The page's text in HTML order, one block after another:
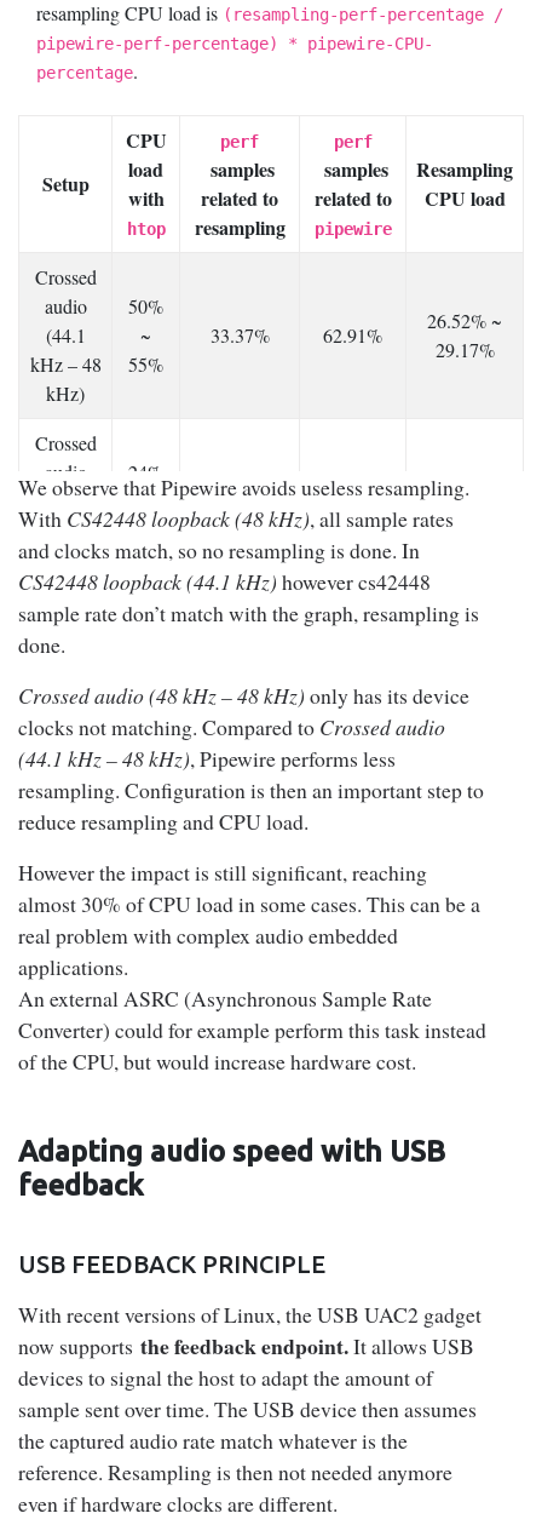
resampling CPU load is (resampling-perf-percentage /
pipewire-perf-percentage) * pipewire-CPU-
percentage.
Setup
CPU
load
with
htop
perf
samples
related to
resampling
perf
samples
related to
pipewire
Resampling
CPU load
Crossed
audio
(44.1
kHz – 48
kHz)
50%
~
55%
33.37% 62.91%
26.52% ~
29.17%
Crossed
audio
(48 kHz
– 48
kHz)
24%
~
30%
14.38% 31.65%
7.60% ~
9.50%
CS42448
loopback
9% ~
CS42448
loopback
(44.1
kHz)
29%
~
31%
25.73% 50.43%
We observe that Pipewire avoids useless resampling.
With CS42448 loopback (48 kHz), all sample rates
and clocks match, so no resampling is done. In
CS42448 loopback (44.1 kHz) however cs42448
sample rate don’t match with the graph, resampling is
done.
Crossed audio (48 kHz – 48 kHz) only has its device
clocks not matching. Compared to Crossed audio
(44.1 kHz – 48 kHz), Pipewire performs less
resampling. Configuration is then an important step to
reduce resampling and CPU load.
However the impact is still significant, reaching
almost 30% of CPU load in some cases. This can be a
real problem with complex audio embedded
applications.
An external ASRC (Asynchronous Sample Rate
Converter) could for example perform this task instead
of the CPU, but would increase hardware cost.
Adapting audio speed with USB
feedback
USB FEEDBACK PRINCIPLE
With recent versions of Linux, the USB UAC2 gadget
now supports the feedback endpoint.It allows USB
devices to signal the host to adapt the amount of
sample sent over time. The USB device then assumes
the captured audio rate match whatever is the
reference. Resampling is then not needed anymore
even if hardware clocks are different.